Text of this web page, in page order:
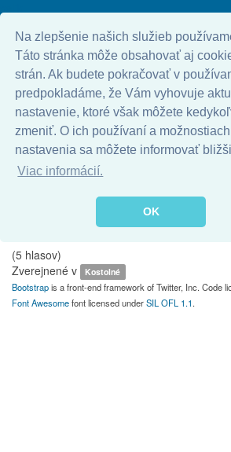
Na zlepšenie našich služieb
Táto stránka môže obsahovať aj
strán. Ak budete pokračovať v
predpokladáme, že Vám vyhovuje
nastavenie, ktoré však môžete
zmeniť. O ich používaní a možnostiach
nastavenia sa môžete informovať
Viac informácií.
OK
- Velebný pán, čo robí vaša ruka na mojej
- O dcéra, prepáč, zmýlil som si ťa s
Predchádzajúci vtip
Ohodnotiť
1
2
(5 hlasov)
Zverejnené v
Kostolné
Bootstrapis a front-end framework of Twitter, Inc. Code
Font Awesomefont licensed underSIL OFL 1.1.